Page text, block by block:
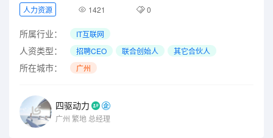
人力资源 1421 0
所属行业： IT互联网
人资类型： 招聘CEO 联合创始人 其它合伙人
所在城市： 广州
四驱动力
广州 繁地 总经理